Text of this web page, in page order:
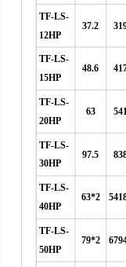
TF-LS-
12HP
37.2
TF-LS-
15HP
48.6
TF-LS-
20HP
63
TF-LS-
30HP
97.5
TF-LS-
40HP
63*2
TF-LS-
50HP
79*2